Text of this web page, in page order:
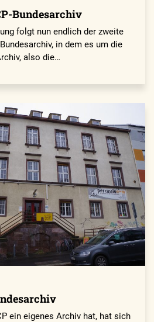
Bundesarchiv
folgt nun endlich der zweite
in dem es um die
also die…
ein eigenes Archiv hat, hat sich